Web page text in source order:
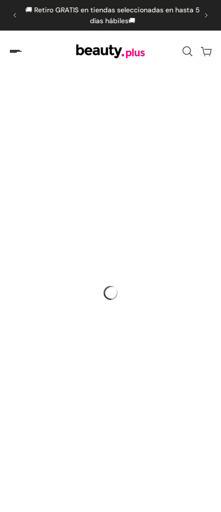
al contenido
🚚 Retiro GRATIS en tiendas seleccionadas en hasta 5
días hábiles🚚